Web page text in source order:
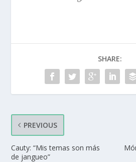
SHARE:
PREVIOUS
Cauty: “Mis temas son más
de jangueo”